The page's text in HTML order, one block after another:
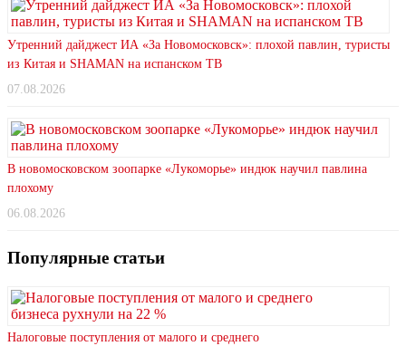
Утренний дайджест ИА «За Новомосковск»: плохой павлин, туристы
из Китая и SHAMAN на испанском ТВ
07.08.2026
В новомосковском зоопарке «Лукоморье» индюк научил павлина
плохому
06.08.2026
Популярные статьи
Налоговые поступления от малого и среднего